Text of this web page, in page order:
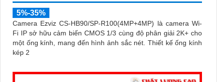
5%-35%
Camera Ezviz CS-HB90/SP-R100(4MP+4MP) là camera Wi-
Fi IP sở hữu cảm biến CMOS 1/3 cùng độ phân giải 2K+ cho
một ống kính, mang đến hình ảnh sắc nét. Thiết kế ống kính
kép 2